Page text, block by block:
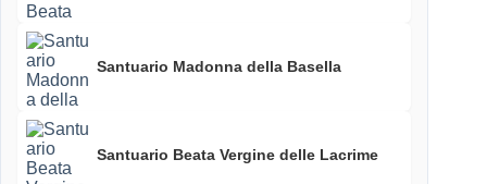
Santuario Madonna della Basella
Santuario Beata Vergine delle Lacrime